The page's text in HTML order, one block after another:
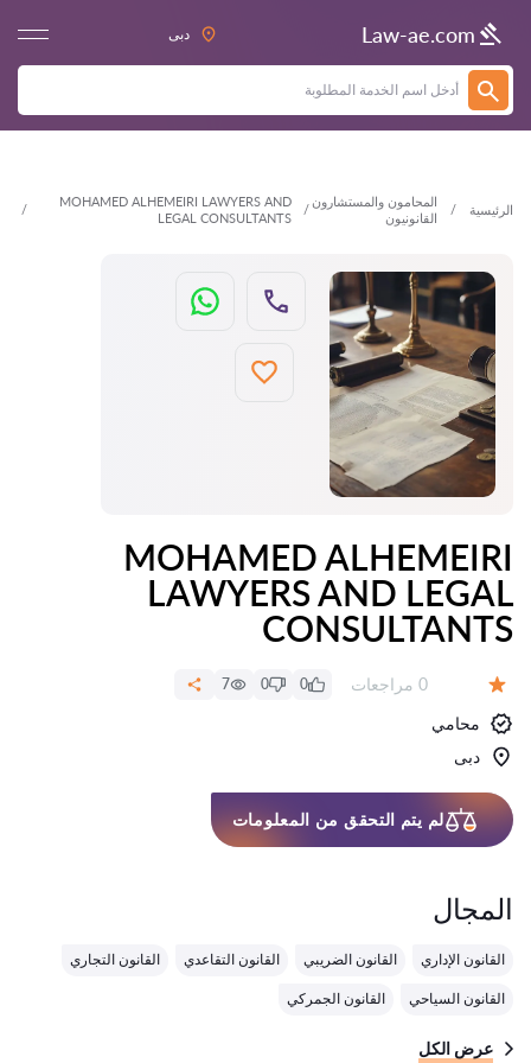
Law-ae.com دبى
الرئيسية
المحامون والمستشارون
القانونيون
MOHAMED ALHEMEIRI LAWYERS AND
LEGAL CONSULTANTS
العودة
MOHAMED ALHEMEIRI
LAWYERS AND LEGAL
CONSULTANTS
عدد المراجعات:
0 مراجعات 0
0
7
محامي
دبى
لم يتم التحقق من المعلومات
المجال
القانون الإداري القانون الضريبي القانون التقاعدي القانون التجاري
القانون السياحي القانون الجمركي
عرض الكل